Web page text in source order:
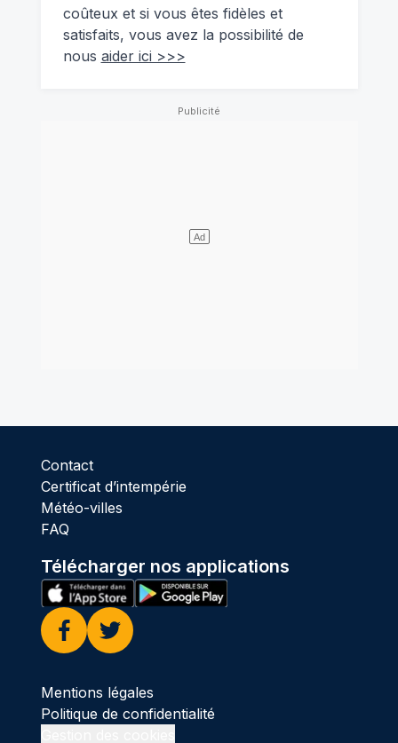
coûteux et si vous êtes fidèles et
satisfaits, vous avez la possibilité de
nous aider ici >>>
Contact
Certificat d’intempérie
Météo-villes
FAQ
Télécharger nos applications
Facebook
Twitter
Mentions légales
Politique de confidentialité